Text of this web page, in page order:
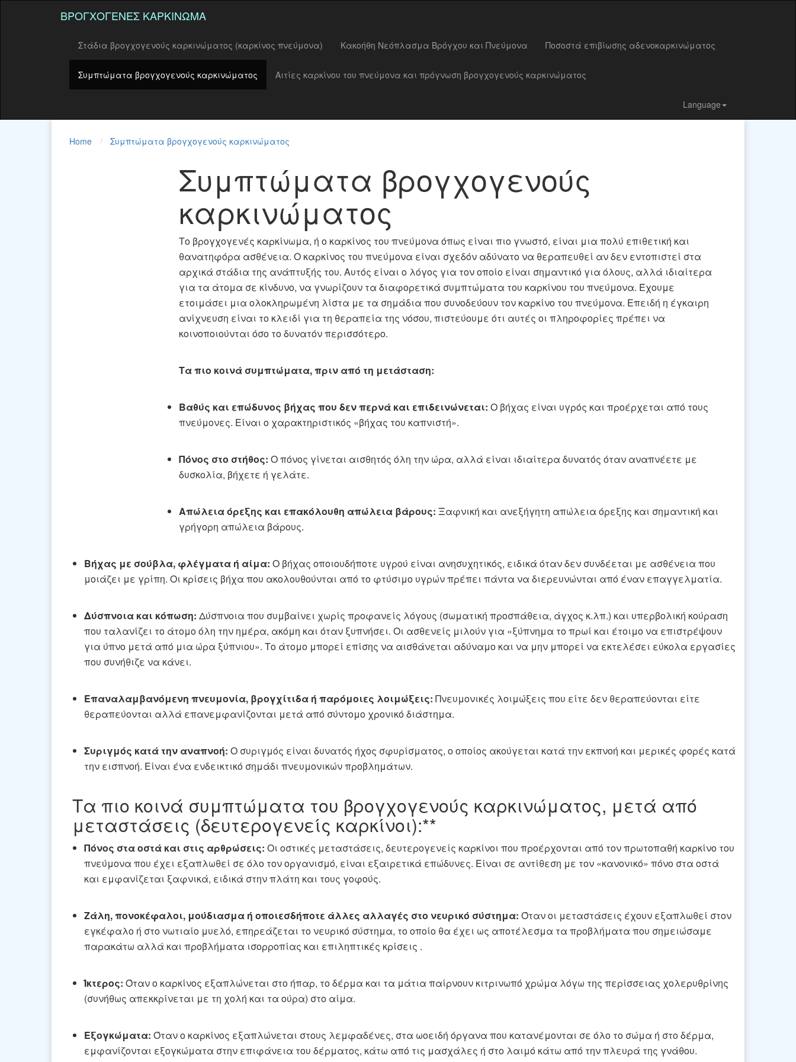
ΒΡΟΓΧΟΓΕΝΈΣ ΚΑΡΚΊΝΩΜΑ
Στάδια βρογχογενούς καρκινώματος (καρκίνος πνεύμονα) Κακοήθη Νεόπλασμα Βρόγχου και Πνεύμονα Ποσοστά επιβίωσης αδενοκαρκινώματος
Συμπτώματα βρογχογενούς καρκινώματος Αιτίες καρκίνου του πνεύμονα και πρόγνωση βρογχογενούς καρκινώματος
Language
Home Συμπτώματα βρογχογενούς καρκινώματος
Συμπτώματα βρογχογενούς
καρκινώματος
Το βρογχογενές καρκίνωμα, ή ο καρκίνος του πνεύμονα όπως είναι πιο γνωστό, είναι μια πολύ επιθετική και
θανατηφόρα ασθένεια. Ο καρκίνος του πνεύμονα είναι σχεδόν αδύνατο να θεραπευθεί αν δεν εντοπιστεί στα
αρχικά στάδια της ανάπτυξής του. Αυτός είναι ο λόγος για τον οποίο είναι σημαντικό για όλους, αλλά ιδιαίτερα
για τα άτομα σε κίνδυνο, να γνωρίζουν τα διαφορετικά συμπτώματα του καρκίνου του πνεύμονα. Έχουμε
ετοιμάσει μια ολοκληρωμένη λίστα με τα σημάδια που συνοδεύουν τον καρκίνο του πνεύμονα. Επειδή η έγκαιρη
ανίχνευση είναι το κλειδί για τη θεραπεία της νόσου, πιστεύουμε ότι αυτές οι πληροφορίες πρέπει να
κοινοποιούνται όσο το δυνατόν περισσότερο.
Τα πιο κοινά συμπτώματα, πριν από τη μετάσταση:
Βαθύς και επώδυνος βήχας που δεν περνά και επιδεινώνεται: Ο βήχας είναι υγρός και προέρχεται από τους
πνεύμονες. Είναι ο χαρακτηριστικός «βήχας του καπνιστή».
Πόνος στο στήθος: Ο πόνος γίνεται αισθητός όλη την ώρα, αλλά είναι ιδιαίτερα δυνατός όταν αναπνέετε με
δυσκολία, βήχετε ή γελάτε.
Απώλεια όρεξης και επακόλουθη απώλεια βάρους: Ξαφνική και ανεξήγητη απώλεια όρεξης και σημαντική και
γρήγορη απώλεια βάρους.
Βήχας με σούβλα, φλέγματα ή αίμα: Ο βήχας οποιουδήποτε υγρού είναι ανησυχητικός, ειδικά όταν δεν συνδέεται με ασθένεια που
μοιάζει με γρίπη. Οι κρίσεις βήχα που ακολουθούνται από το φτύσιμο υγρών πρέπει πάντα να διερευνώνται από έναν επαγγελματία.
Δύσπνοια και κόπωση: Δύσπνοια που συμβαίνει χωρίς προφανείς λόγους (σωματική προσπάθεια, άγχος κ.λπ.) και υπερβολική κούραση
που ταλανίζει το άτομο όλη την ημέρα, ακόμη και όταν ξυπνήσει. Οι ασθενείς μιλούν για «ξύπνημα το πρωί και έτοιμο να επιστρέψουν
για ύπνο μετά από μια ώρα ξύπνιου». Το άτομο μπορεί επίσης να αισθάνεται αδύναμο και να μην μπορεί να εκτελέσει εύκολα εργασίες
που συνήθιζε να κάνει.
Επαναλαμβανόμενη πνευμονία, βρογχίτιδα ή παρόμοιες λοιμώξεις: Πνευμονικές λοιμώξεις που είτε δεν θεραπεύονται είτε
θεραπεύονται αλλά επανεμφανίζονται μετά από σύντομο χρονικό διάστημα.
Συριγμός κατά την αναπνοή: Ο συριγμός είναι δυνατός ήχος σφυρίσματος, ο οποίος ακούγεται κατά την εκπνοή και μερικές φορές κατά
την εισπνοή. Είναι ένα ενδεικτικό σημάδι πνευμονικών προβλημάτων.
Τα πιο κοινά συμπτώματα του βρογχογενούς καρκινώματος, μετά από
μεταστάσεις (δευτερογενείς καρκίνοι):**
Πόνος στα οστά και στις αρθρώσεις: Οι οστικές μεταστάσεις, δευτερογενείς καρκίνοι που προέρχονται από τον πρωτοπαθή καρκίνο του
πνεύμονα που έχει εξαπλωθεί σε όλο τον οργανισμό, είναι εξαιρετικά επώδυνες. Είναι σε αντίθεση με τον «κανονικό» πόνο στα οστά
και εμφανίζεται ξαφνικά, ειδικά στην πλάτη και τους γοφούς.
Ζάλη, πονοκέφαλοι, μούδιασμα ή οποιεσδήποτε άλλες αλλαγές στο νευρικό σύστημα: Όταν οι μεταστάσεις έχουν εξαπλωθεί στον
εγκέφαλο ή στο νωτιαίο μυελό, επηρεάζεται το νευρικό σύστημα, το οποίο θα έχει ως αποτέλεσμα τα προβλήματα που σημειώσαμε
παρακάτω αλλά και προβλήματα ισορροπίας και επιληπτικές κρίσεις .
Ίκτερος: Όταν ο καρκίνος εξαπλώνεται στο ήπαρ, το δέρμα και τα μάτια παίρνουν κιτρινωπό χρώμα λόγω της περίσσειας χολερυθρίνης
(συνήθως απεκκρίνεται με τη χολή και τα ούρα) στο αίμα.
Εξογκώματα: Όταν ο καρκίνος εξαπλώνεται στους λεμφαδένες, στα ωοειδή όργανα που κατανέμονται σε όλο το σώμα ή στο δέρμα,
εμφανίζονται εξογκώματα στην επιφάνεια του δέρματος, κάτω από τις μασχάλες ή στο λαιμό κάτω από την πλευρά της γνάθου.